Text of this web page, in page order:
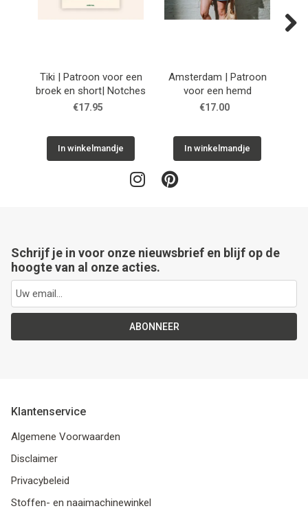
Tiki | Patroon voor een
broek en short| Notches
€17.95
In winkelmandje
Amsterdam | Patroon
voor een hemd
€17.00
In winkelmandje
Schrijf je in voor onze nieuwsbrief en blijf op de
hoogte van al onze acties.
ABONNEER
Klantenservice
Algemene Voorwaarden
Disclaimer
Privacybeleid
Stoffen- en naaimachinewinkel